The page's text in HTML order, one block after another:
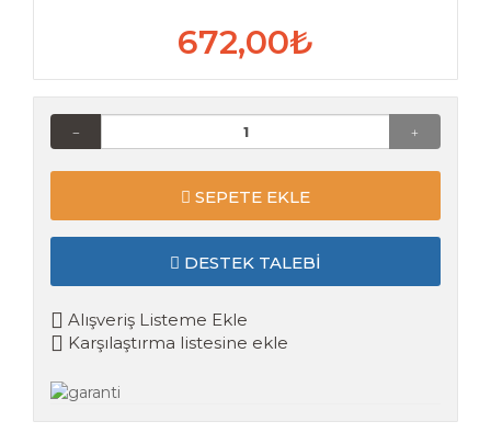
672,00₺
SEPETE EKLE
DESTEK TALEBI
Alışveriş Listeme Ekle
Karşılaştırma listesine ekle